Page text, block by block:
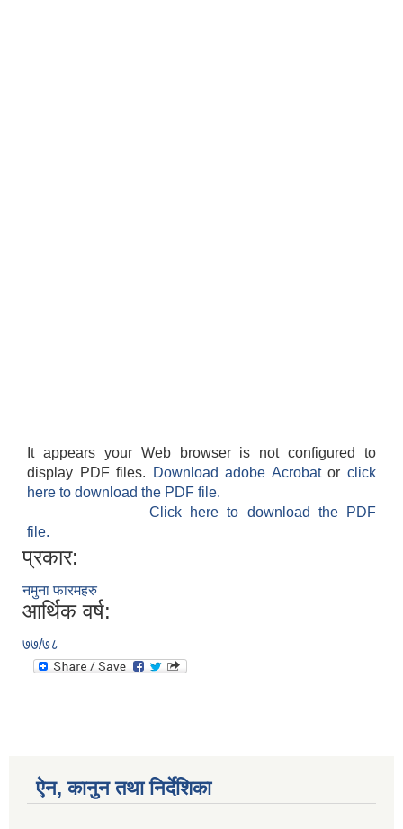
It appears your Web browser is not configured to
display PDF files.
Download adobe Acrobatorclick
here to download the PDF file.
Click here to download the PDF
file.
प्रकार:
नमुना फारमहरु
आर्थिक वर्ष:
७७/७८
ऐन, कानुन तथा निर्देशिका